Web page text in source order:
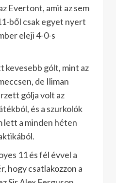
Evertont, amit az sem
ből csak egyet nyert
eleji 4-0-s
kevesebb gólt, mint az
de Iliman
gólja volt az
és a szurkolók
lett a minden héten
11 és fél évvel a
hogy csatlakozzon a